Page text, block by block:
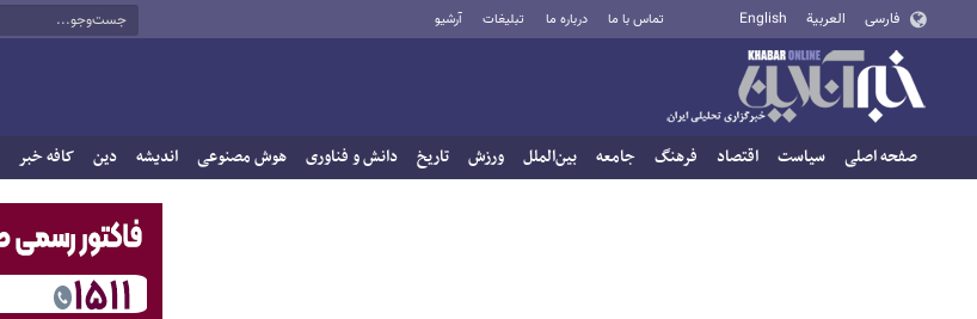
فارسی العربية English تماس با ما درباره ما تبلیغات آرشیو
صفحه اصلی سیاست اقتصاد فرهنگ جامعه بین‌الملل ورزش تاریخ دانش و فناوری هوش مصنوعی اندیشه دین کافه خبر